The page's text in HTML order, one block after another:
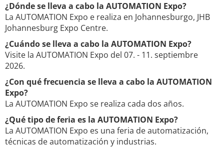
¿Dónde se lleva a cabo la AUTOMATION Expo?
La AUTOMATION Expo e realiza en Johannesburgo, JHB
Johannesburg Expo Centre.
¿Cuándo se lleva a cabo la AUTOMATION Expo?
Visite la AUTOMATION Expo del 07. - 11. septiembre
2026.
¿Con qué frecuencia se lleva a cabo la AUTOMATION
Expo?
La AUTOMATION Expo se realiza cada dos años.
¿Qué tipo de feria es la AUTOMATION Expo?
La AUTOMATION Expo es una feria de automatización,
técnicas de automatización y industrias.